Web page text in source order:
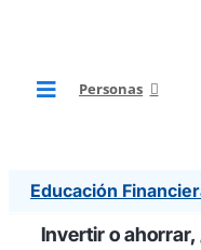
TogglePersonas
Educación
Invertir o